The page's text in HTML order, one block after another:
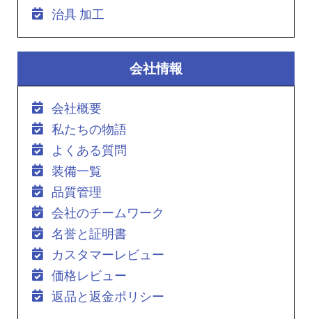
治具 加工
会社情報
会社概要
私たちの物語
よくある質問
装備一覧
品質管理
会社のチームワーク
名誉と証明書
カスタマーレビュー
価格レビュー
返品と返金ポリシー